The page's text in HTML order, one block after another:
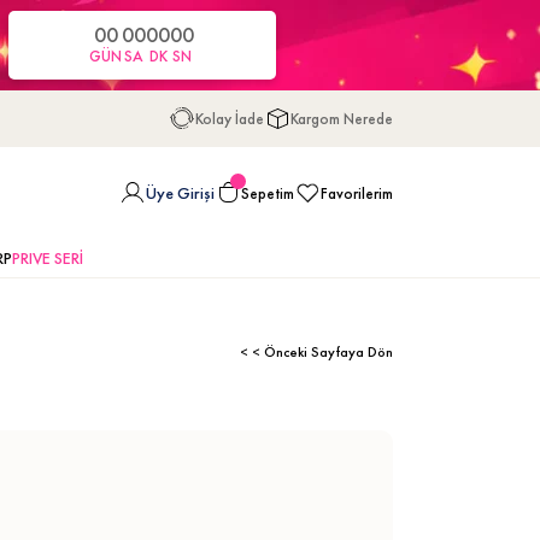
00
GÜN
00
SA
00
DK
00
SN
Kolay İade Kargom Nerede
Üye Girişi Sepetim Favorilerim
PRIVE SERİ
< < Önceki Sayfaya Dön